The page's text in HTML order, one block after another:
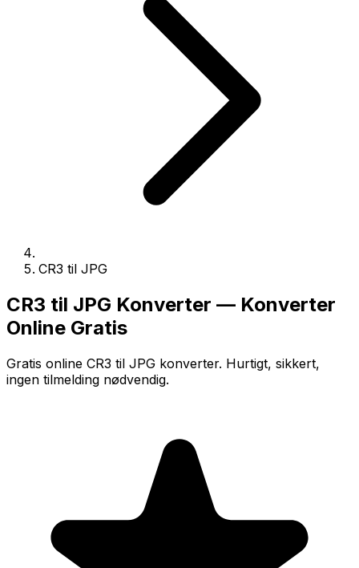
CR3 til JPG
CR3 til JPG Konverter — Konverter
Online Gratis
Gratis online CR3 til JPG konverter. Hurtigt, sikkert,
ingen tilmelding nødvendig.